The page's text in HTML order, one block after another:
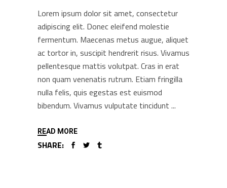
Lorem ipsum dolor sit amet, consectetur
adipiscing elit. Donec eleifend molestie
fermentum. Maecenas metus augue, aliquet
ac tortor in, suscipit hendrerit risus. Vivamus
pellentesque mattis volutpat. Cras in erat
non quam venenatis rutrum. Etiam fringilla
nulla felis, quis egestas est euismod
bibendum. Vivamus vulputate tincidunt
READ MORE
SHARE: